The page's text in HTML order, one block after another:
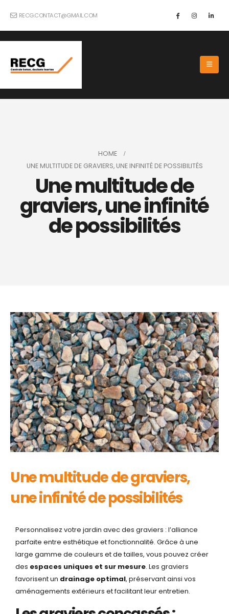
RECG.CONTACT@GMAIL.COM
HOME
UNE MULTITUDE DE GRAVIERS, UNE INFINITÉ DE POSSIBILITÉS
Une multitude de
graviers, une infinité
de possibilités
Une multitude de graviers,
une infinité de possibilités
Personnalisez votre jardin avec des graviers : l’alliance
parfaite entre esthétique et fonctionnalité. Grâce à une
large gamme de couleurs et de tailles, vous pouvez créer
des espaces uniques et sur mesure. Les graviers
favorisent un drainage optimal, préservant ainsi vos
aménagements extérieurs et facilitant leur entretien.